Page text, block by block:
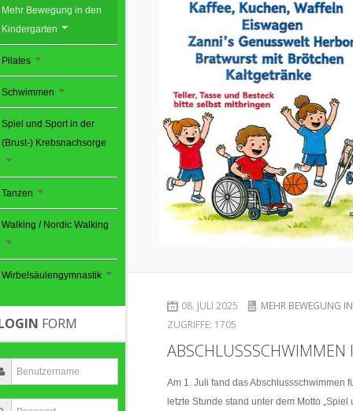
08. JULI 2025
MEHR BEWEGUNG
ZUGRIFFE: 1705
ABSCHLUSSSCHWIMMEN
Am 1. Juli fand das Abschlussschwimmen
letzte Stunde stand unter dem Motto
Mehr Bewegung in den
Kindergarten
Pilates
Schwimmen
Spiel und Sport in der
(Brust-) Krebsnachsorge
Tanzen
Walking / Nordic Walking
Wirbelsäulengymnastik
FORM